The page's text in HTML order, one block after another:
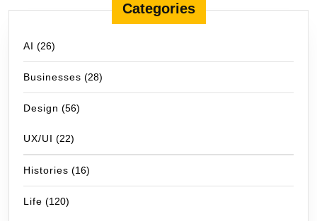
Categories
AI (26)
Businesses (28)
Design (56)
UX/UI (22)
Histories (16)
Life (120)